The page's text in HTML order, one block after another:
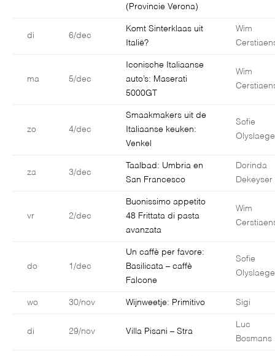
(Provincie Verona)
di 6/dec
Komt Sinterklaas uit
Italië?
Wim
ma 5/dec
Iconische Italiaanse
auto’s: Maserati
5000GT
Wim
zo 4/dec
Smaakmakers uit de
Italiaanse keuken:
Venkel
Sofie
za 3/dec
Taalbad: Umbria en
San Francesco
Dorinda
Dekeyser
vr 2/dec
Buonissimo appetito
48 Frittata di pasta
avanzata
Wim
do 1/dec
Un caffè per favore:
Basilicata – caffè
Falcone
Sofie
wo 30/nov Wijnweetje: Primitivo Sigi
di 29/nov Villa Pisani – Stra
Luc
Bosmans